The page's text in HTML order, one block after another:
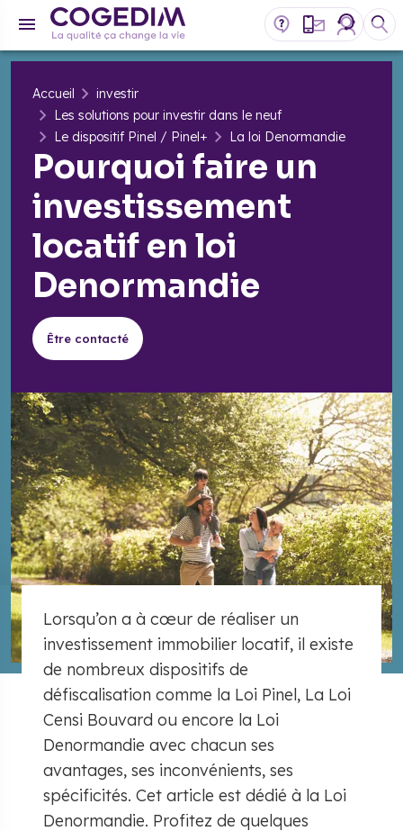
Accueil
investir
Les solutions pour investir dans le neuf
Le dispositif Pinel / Pinel+
La loi Denormandie
Pourquoi faire un
investissement
locatif en loi
Denormandie
Être contacté
Lorsqu’on a à cœur de réaliser un
investissement immobilier locatif, il existe
de nombreux dispositifs de
défiscalisation comme la Loi Pinel, La Loi
Censi Bouvard ou encore la Loi
Denormandie avec chacun ses
avantages, ses inconvénients, ses
spécificités. Cet article est dédié à la Loi
Denormandie. Profitez de quelques